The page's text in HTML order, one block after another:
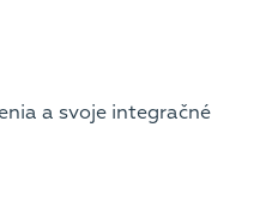
a svoje integračné